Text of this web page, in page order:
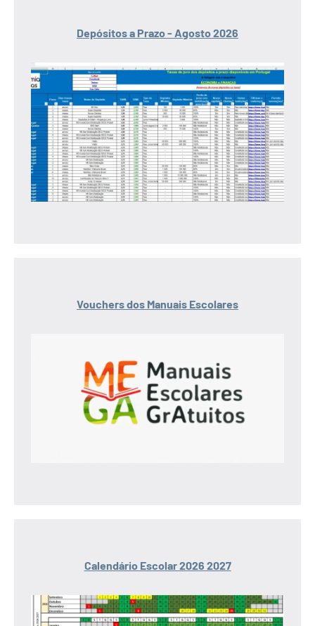
Depósitos a Prazo - Agosto 2026
Vouchers dos Manuais Escolares
Calendário Escolar 2026 2027